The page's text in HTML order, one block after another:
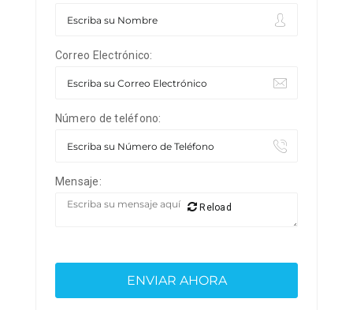
Correo Electrónico:
Número de teléfono:
Mensaje:
Reload